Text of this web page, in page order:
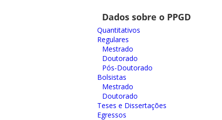
Dados sobre o PPGD
Quantitativos
Regulares
Mestrado
Doutorado
Pós-Doutorado
Bolsistas
Mestrado
Doutorado
Teses e Dissertações
Egressos